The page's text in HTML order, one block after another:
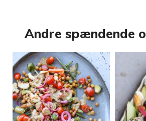
Andre spændende